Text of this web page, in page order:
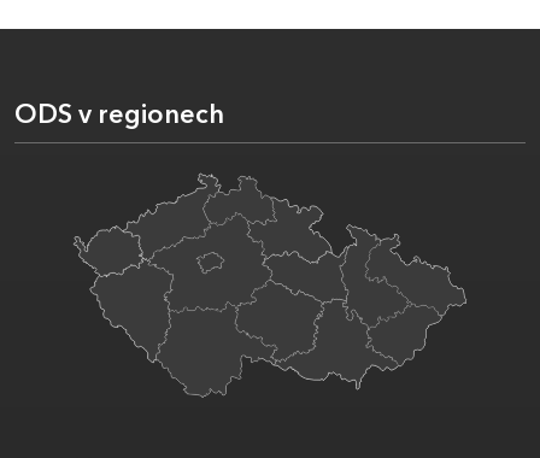
ODS v regionech